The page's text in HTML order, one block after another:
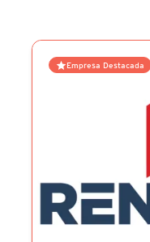
Empresa Destacada